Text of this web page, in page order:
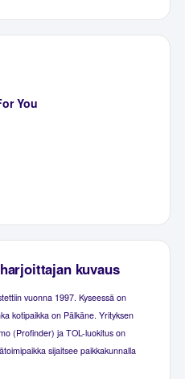
You
kuvaus
vuonna 1997. Kyseessä on
kotipaikka on Pälkäne. Yrityksen
(Profinder) ja TOL-luokitus on
sijaitsee paikkakunnalla